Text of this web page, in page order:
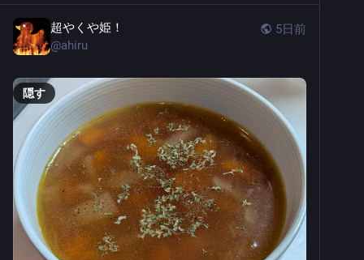
5日前
超やくや姫！
@ahiru
隠す